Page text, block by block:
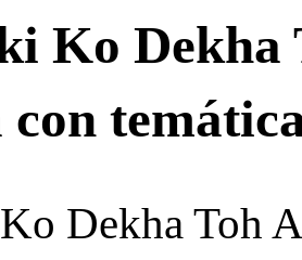
Ko Dekha
con
Dekha Toh